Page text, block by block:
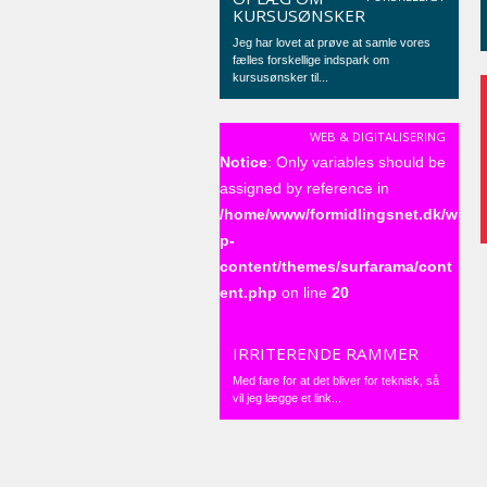
KURSUSØNSKER
Jeg har lovet at prøve at samle vores
fælles forskellige indspark om
kursusønsker til...
Notice: Only variables should be
assigned by reference in
/home/www/formidlingsnet.dk/w
p-
content/themes/surfarama/cont
ent.php on line20
WEB & DIGITALISERING
IRRITERENDE RAMMER
Med fare for at det bliver for teknisk, så
vil jeg lægge et link...